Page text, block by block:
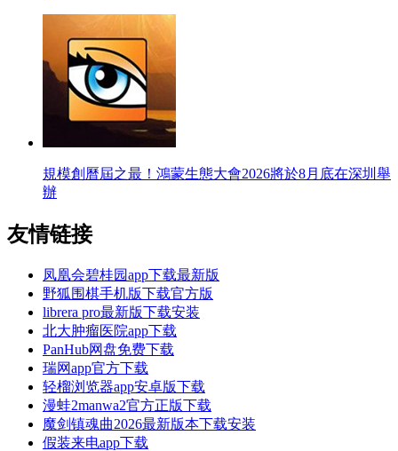
規模創曆屆之最！鴻蒙生態大會2026將於8月底在深圳舉
辦
友情链接
凤凰会碧桂园app下载最新版
野狐围棋手机版下载官方版
librera pro最新版下载安装
北大肿瘤医院app下载
PanHub网盘免费下载
瑞网app官方下载
轻榴浏览器app安卓版下载
漫蛙2manwa2官方正版下载
魔剑镇魂曲2026最新版本下载安装
假装来电app下载